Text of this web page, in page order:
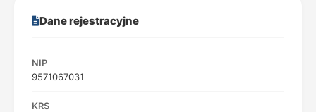
Dane rejestracyjne
NIP
9571067031
KRS